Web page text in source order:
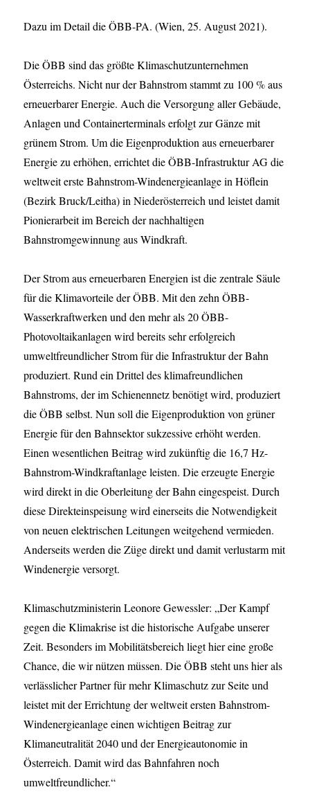
Dazu im Detail die ÖBB-PA. (Wien, 25. August 2021).
Die ÖBB sind das größte Klimaschutzunternehmen
Österreichs. Nicht nur der Bahnstrom stammt zu 100 % aus
erneuerbarer Energie. Auch die Versorgung aller Gebäude,
Anlagen und Containerterminals erfolgt zur Gänze mit
grünem Strom. Um die Eigenproduktion aus erneuerbarer
Energie zu erhöhen, errichtet die ÖBB-Infrastruktur AG die
weltweit erste Bahnstrom-Windenergieanlage in Höflein
(Bezirk Bruck/Leitha) in Niederösterreich und leistet damit
Pionierarbeit im Bereich der nachhaltigen
Bahnstromgewinnung aus Windkraft.
Der Strom aus erneuerbaren Energien ist die zentrale Säule
für die Klimavorteile der ÖBB. Mit den zehn ÖBB-
Wasserkraftwerken und den mehr als 20 ÖBB-
Photovoltaikanlagen wird bereits sehr erfolgreich
umweltfreundlicher Strom für die Infrastruktur der Bahn
produziert. Rund ein Drittel des klimafreundlichen
Bahnstroms, der im Schienennetz benötigt wird, produziert
die ÖBB selbst. Nun soll die Eigenproduktion von grüner
Energie für den Bahnsektor sukzessive erhöht werden.
Einen wesentlichen Beitrag wird zukünftig die 16,7 Hz-
Bahnstrom-Windkraftanlage leisten. Die erzeugte Energie
wird direkt in die Oberleitung der Bahn eingespeist. Durch
diese Direkteinspeisung wird einerseits die Notwendigkeit
von neuen elektrischen Leitungen weitgehend vermieden.
Anderseits werden die Züge direkt und damit verlustarm mit
Windenergie versorgt.
Klimaschutzministerin Leonore Gewessler: „Der Kampf
gegen die Klimakrise ist die historische Aufgabe unserer
Zeit. Besonders im Mobilitätsbereich liegt hier eine große
Chance, die wir nützen müssen. Die ÖBB steht uns hier als
verlässlicher Partner für mehr Klimaschutz zur Seite und
leistet mit der Errichtung der weltweit ersten Bahnstrom-
Windenergieanlage einen wichtigen Beitrag zur
Klimaneutralität 2040 und der Energieautonomie in
Österreich. Damit wird das Bahnfahren noch
umweltfreundlicher.“